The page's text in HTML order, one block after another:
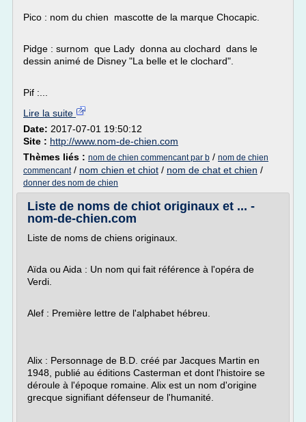
Pico : nom du chien mascotte de la marque Chocapic.
Pidge : surnom que Lady donna au clochard dans le
dessin animé de Disney "La belle et le clochard".
Pif :...
Lire la suite
Date: 2017-07-01 19:50:12
Site : http://www.nom-de-chien.com
Thèmes liés : nom de chien commencant par b / nom de chien
commencant/ nom chien et chiot / nom de chat et chien /
donner des nom de chien
Liste de noms de chiot originaux et ... -
nom-de-chien.com
Liste de noms de chiens originaux.
Aïda ou Aida : Un nom qui fait référence à l'opéra de
Verdi.
Alef : Première lettre de l'alphabet hébreu.
Alix : Personnage de B.D. créé par Jacques Martin en
1948, publié au éditions Casterman et dont l'histoire se
déroule à l'époque romaine. Alix est un nom d'origine
grecque signifiant défenseur de l'humanité.